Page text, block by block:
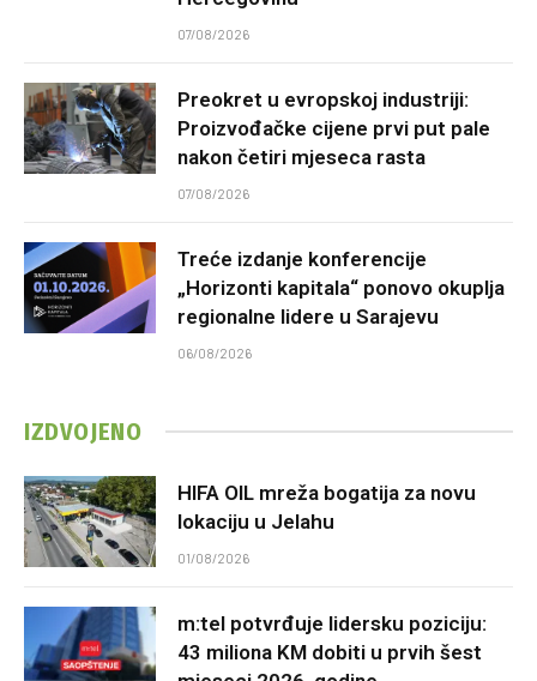
07/08/2026
Preokret u evropskoj industriji:
Proizvođačke cijene prvi put pale
nakon četiri mjeseca rasta
07/08/2026
Treće izdanje konferencije
„Horizonti kapitala“ ponovo okuplja
regionalne lidere u Sarajevu
06/08/2026
IZDVOJENO
HIFA OIL mreža bogatija za novu
lokaciju u Jelahu
01/08/2026
m:tel potvrđuje lidersku poziciju:
43 miliona KM dobiti u prvih šest